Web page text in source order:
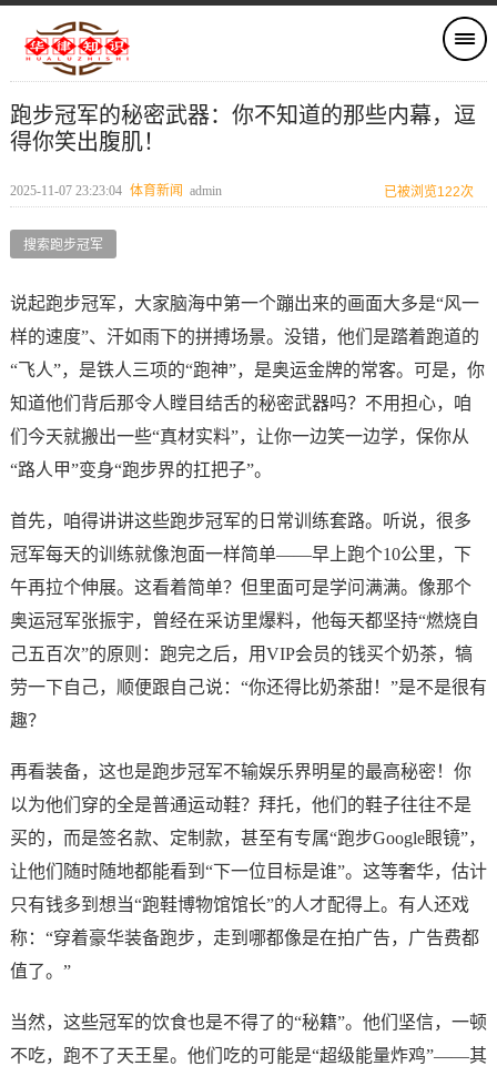
跑步冠军的秘密武器：你不知道的那些内幕，逗
得你笑出腹肌！
2025-11-07 23:23:04 体育新闻 admin 已被浏览122次
搜索跑步冠军
说起跑步冠军，大家脑海中第一个蹦出来的画面大多是“风一
样的速度”、汗如雨下的拼搏场景。没错，他们是踏着跑道的
“飞人”，是铁人三项的“跑神”，是奥运金牌的常客。可是，你
知道他们背后那令人瞠目结舌的秘密武器吗？不用担心，咱
们今天就搬出一些“真材实料”，让你一边笑一边学，保你从
“路人甲”变身“跑步界的扛把子”。
首先，咱得讲讲这些跑步冠军的日常训练套路。听说，很多
冠军每天的训练就像泡面一样简单——早上跑个10公里，下
午再拉个伸展。这看着简单？但里面可是学问满满。像那个
奥运冠军张振宇，曾经在采访里爆料，他每天都坚持“燃烧自
己五百次”的原则：跑完之后，用VIP会员的钱买个奶茶，犒
劳一下自己，顺便跟自己说：“你还得比奶茶甜！”是不是很有
趣？
再看装备，这也是跑步冠军不输娱乐界明星的最高秘密！你
以为他们穿的全是普通运动鞋？拜托，他们的鞋子往往不是
买的，而是签名款、定制款，甚至有专属“跑步Google眼镜”，
让他们随时随地都能看到“下一位目标是谁”。这等奢华，估计
只有钱多到想当“跑鞋博物馆馆长”的人才配得上。有人还戏
称：“穿着豪华装备跑步，走到哪都像是在拍广告，广告费都
值了。”
当然，这些冠军的饮食也是不得了的“秘籍”。他们坚信，一顿
不吃，跑不了天王星。他们吃的可能是“超级能量炸鸡”——其